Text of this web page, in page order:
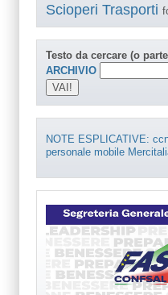
Scioperi Trasporti
Testo da cercare (o
ARCHIVIO
NOTE ESPLICATIVE:
personale mobile